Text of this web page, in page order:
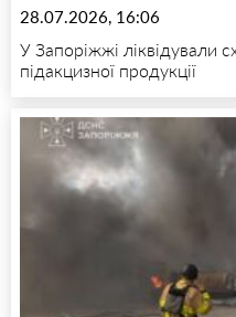
28.07.2026, 16:06
У Запоріжжі ліквідували
підакцизної продукції